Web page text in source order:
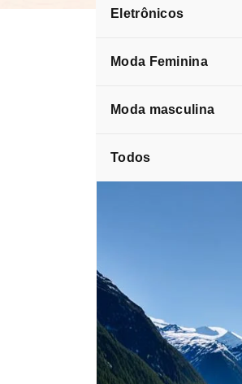
Eletrônicos
Moda Feminina
Moda masculina
Todos
Blog